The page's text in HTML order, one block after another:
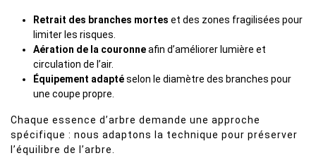
Retrait des branches mortes et des zones fragilisées pour
limiter les risques.
Aération de la couronneafin d’améliorer lumière et
circulation de l’air.
Équipement adaptéselon le diamètre des branches pour
une coupe propre.
Chaque essence d’arbre demande une approche
spécifique : nous adaptons la technique pour préserver
l’équilibre de l’arbre.